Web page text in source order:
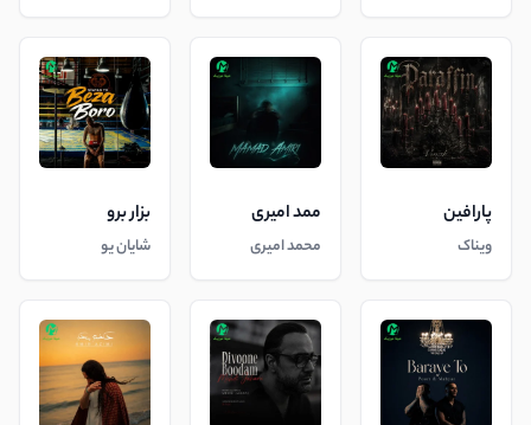
پارافین
ویناک
ممد امیری
محمد امیری
بزار برو
شایان یو